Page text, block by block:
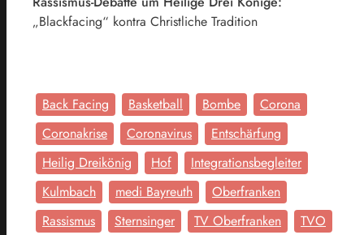
„Blackfacing“ kontra Christliche Tradition
Back Facing Basketball Bombe
Corona
Coronakrise
Coronavirus
Entschärfung
Heilig Dreikönig
Hof
Integrationsbegleiter
Kulmbach
medi Bayreuth
Oberfranken
Rassismus
Sternsinger TV Oberfranken
TVO